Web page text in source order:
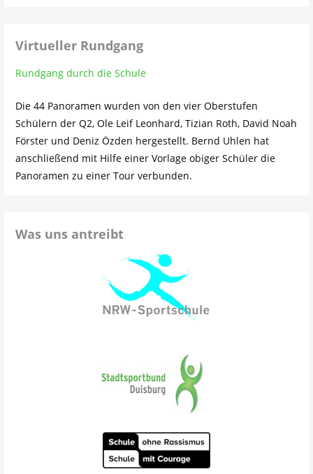
Virtueller Rundgang
Rundgang durch die Schule
Die 44 Panoramen wurden von den vier Oberstufen
Schülern der Q2, Ole Leif Leonhard, Tizian Roth, David Noah
Förster und Deniz Özden hergestellt. Bernd Uhlen hat
anschließend mit Hilfe einer Vorlage obiger Schüler die
Panoramen zu einer Tour verbunden.
Was uns antreibt